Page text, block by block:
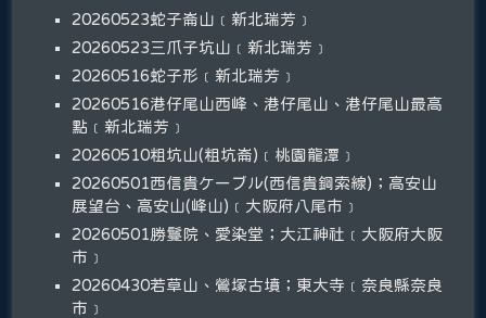
20260523蛇子崙山﹝新北瑞芳﹞
20260523三爪子坑山﹝新北瑞芳﹞
20260516蛇子形﹝新北瑞芳﹞
20260516港仔尾山西峰、港仔尾山、港仔尾山最高
點﹝新北瑞芳﹞
20260510粗坑山(粗坑崙)﹝桃園龍潭﹞
20260501西信貴ケーブル(西信貴鋼索線)；高安山
展望台、高安山(峰山)﹝大阪府八尾市﹞
20260501勝鬘院、愛染堂；大江神社﹝大阪府大阪
市﹞
20260430若草山、鶯塚古墳；東大寺﹝奈良縣奈良
市﹞